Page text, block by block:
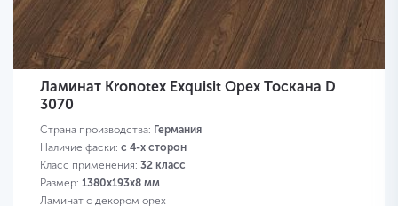
Ламинат Kronotex Exquisit Орех Тоскана D
3070
Страна производства: Германия
Наличие фаски: с 4-х сторон
Класс применения: 32 класс
Размер: 1380х193х8 мм
Ламинат с декором орех